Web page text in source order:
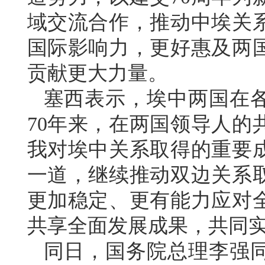
域交流合作，推动中埃关
国际影响力，更好惠及两
贡献更大力量。
塞西表示，埃中两国在
70年来，在两国领导人的
我对埃中关系取得的重要
一道，继续推动双边关系
更加稳定、更有能力应对
共享全面发展成果，共同
同日，国务院总理李强